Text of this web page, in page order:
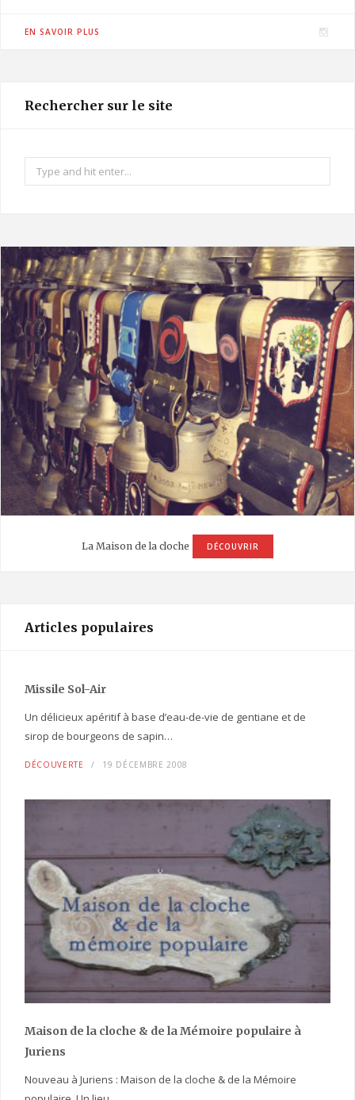
EN SAVOIR PLUS
I
r
Rechercher sur le site
Search
for:
La Maison de la cloche DÉCOUVRIR
Articles populaires
Missile Sol-Air
Un délicieux apéritif à base d’eau-de-vie de gentiane et de
sirop de bourgeons de sapin…
DÉCOUVERTE 19 DÉCEMBRE 2008
Maison de la cloche & de la Mémoire populaire à
Juriens
Nouveau à Juriens : Maison de la cloche & de la Mémoire